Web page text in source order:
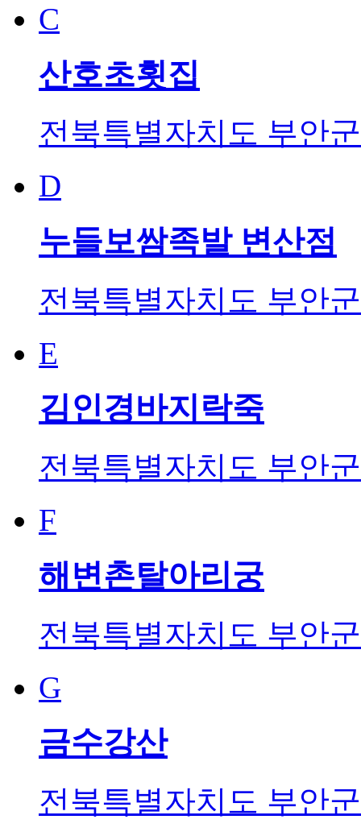
C
산호초횟집
전북특별자치도 부안
D
누들보쌈족발 변산점
전북특별자치도 부안
E
김인경바지락죽
전북특별자치도 부안
F
해변촌탈아리궁
전북특별자치도 부안
G
금수강산
전북특별자치도 부안